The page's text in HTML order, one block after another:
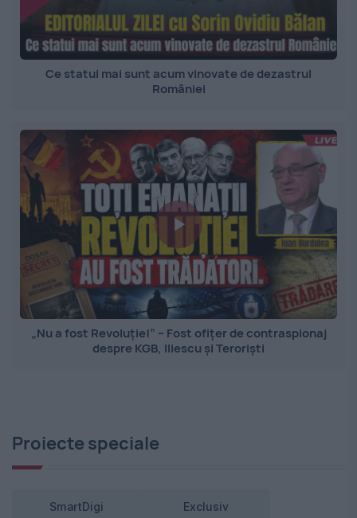
Ce statui mai sunt acum vinovate de dezastrul
României
„Nu a fost Revoluție!” – Fost ofițer de contraspionaj
despre KGB, Iliescu și Teroriști
Proiecte speciale
SmartDigi Exclusiv